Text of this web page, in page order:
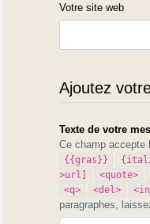
Votre site web
Ajoutez
Texte de votre
Ce champ accepte
{{gras}}
>url]
<quote>
<q> <del>
paragraphes,